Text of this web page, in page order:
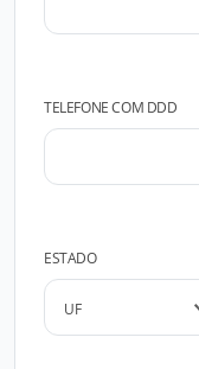
TELEFONE COM DDD
ESTADO